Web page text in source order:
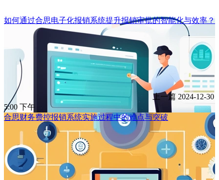
如何通过合思电子化报销系统提升报销审批的智能化与效率？
上一篇 2024-12-30
5:00 下午
合思财务费控报销系统实施过程中的难点与突破